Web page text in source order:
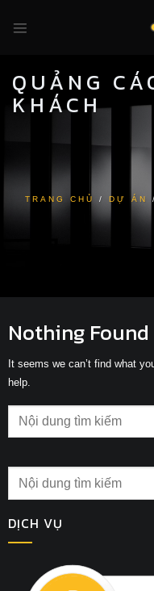
QUẢNG
KHÁCH
TRANG CHỦ / DỰ ÁN
Nothing Found
It seems we can’t find what
help.
DỊCH VỤ